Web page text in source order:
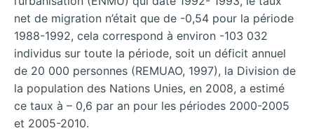
net de migration n’était que de -0,54 pour la période
1988-1992, cela correspond à environ -103 032
individus sur toute la période, soit un déficit annuel
de 20 000 personnes (REMUAO, 1997), la Division de
la population des Nations Unies, en 2008, a estimé
ce taux à – 0,6 par an pour les périodes 2000-2005
et 2005-2010.